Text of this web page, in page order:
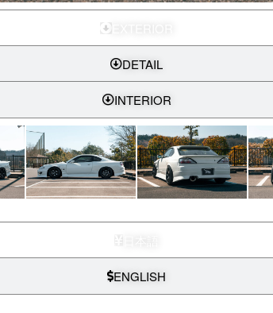
DETAIL
INTERIOR
ENGLISH